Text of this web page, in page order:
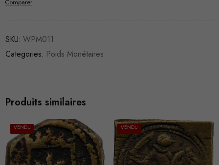
Comparer
SKU: WPM011
Categories: Poids Monétaires
Produits similaires
VENDU VENDU